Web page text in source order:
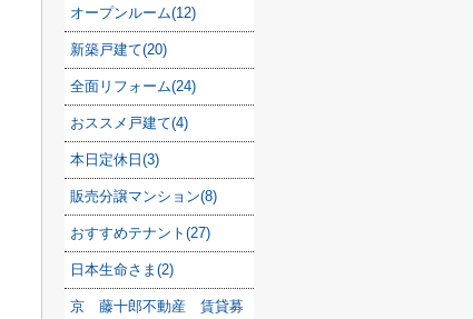
オープンルーム(12)
新築戸建て(20)
全面リフォーム(24)
おススメ戸建て(4)
本日定休日(3)
販売分譲マンション(8)
おすすめテナント(27)
日本生命さま(2)
京 藤十郎不動産 賃貸募